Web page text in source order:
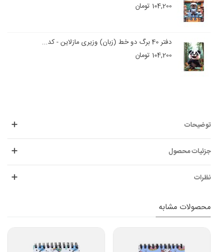
104,200 تومان
دفتر 40 برگ دو خط (زبان) وزیری مازلاین - کد...
104,200 تومان
توضیحات
جزئیات محصول
نظرات
محصولات مشابه